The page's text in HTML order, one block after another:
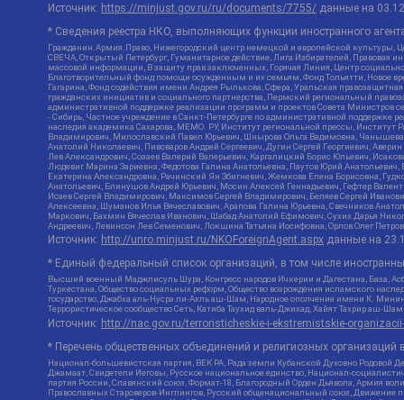
Источник: https://minjust.gov.ru/ru/documents/7755/ данные на
* Сведения реестра НКО, выполняющих функции иностранного
Гражданин.Армия.Право, Нижегородский центр немецкой и европейской
СВЕЧА, Открытый Петербург, Гуманитарное действие, Лига Избирателей, Правовая
массовой информации, В защиту прав заключенных, Горячая Линия, Центр
Благотворительный фонд помощи осужденным и их семьям, Фонд Тольятти, Новое
Гагарина, Фонд содействия имени Андрея Рылькова, Сфера, Уральская
гражданских инициатив и социального партнерства, Пермский региональный
административной поддержке реализации программ и проектов Совета Министров
- Сибирь, Частное учреждение в Санкт-Петербурге по административной
наследия академика Сахарова, МЕМО. РУ, Институт региональной прессы,
Владимирович, Милославский Павел Юрьевич, Шнырова Ольга Вадимовна, Чанышева
Анатолий Николаевич, Пивоваров Андрей Сергеевич, Дугин Сергей Георгиевич,
Лев Александрович, Созаев Валерий Валерьевич, Каргалицкий Борис Юльевич,
Людевиг Марина Зариевна, Федотова Галина Анатольевна, Паутов Юрий
Екатерина Александровна, Рачинский Ян Збигневич, Жемкова Елена Борисовна,
Анатольевич, Блинушов Андрей Юрьевич, Мосин Алексей Геннадьевич, Гефтер
Исаев Сергей Владимирович, Максимов Сергей Владимирович, Беляев Сергей
Алексеевна, Шуманов Илья Вячеславович, Арапова Галина Юрьевна, Свечников
Маркович, Бахмин Вячеслав Иванович, Шабад Анатолий Ефимович, Сухих Дарья
Андреевич, Левинсон Лев Семенович, Локшина Татьяна Иосифовна, Орлов Олег
Источник: http://unro.minjust.ru/NKOForeignAgent.aspx данные на
* Единый федеральный список организаций, в том числе
Высший военный Маджлисуль Шура, Конгресс народов Ичкерии и Дагестана, База,
Туркестана, Общество социальных реформ, Общество возрождения исламского
государство, Джабха аль-Нусра ли-Ахль аш-Шам, Народное ополчение имени К.
Террористическое сообщество Сеть, Катиба Таухид валь-Джихад, Хайят Тахрир аш-
Источник: http://nac.gov.ru/terroristicheskie-i-ekstremistskie-
* Перечень общественных объединений и религиозных
Национал-большевистская партия, ВЕК РА, Рада земли Кубанской Духовно Родовой
Джамаат, Свидетели Иеговы, Русское национальное единство, Национал-
партия России, Славянский союз, Формат-18, Благородный Орден Дьявола, Армия
Православных Староверов-Инглингов, Русский общенациональный союз, Движение